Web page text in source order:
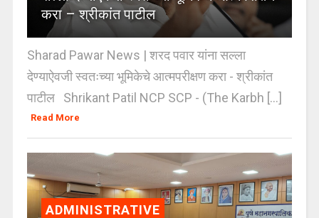
करा – श्रीकांत पाटील
Sharad Pawar News | शरद पवार यांना सल्ला
देण्याऐवजी स्वतःच्या भूमिकेचे आत्मपरीक्षण करा - श्रीकांत
पाटील Shrikant Patil NCP SCP - (The Karbh [...]
Read More
ADMINISTRATIVE